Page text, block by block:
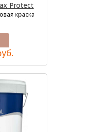
Protect
краска